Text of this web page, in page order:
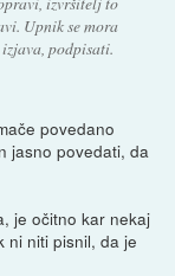
Upnik se mora
podpisati.
povedano
jasno povedati, da
je očitno kar nekaj
ni niti pisnil, da je